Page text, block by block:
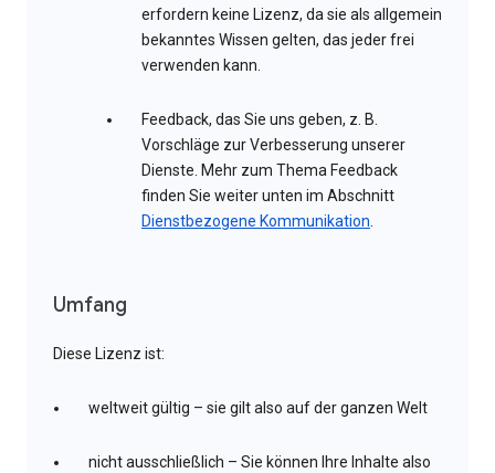
erfordern keine Lizenz, da sie als allgemein
bekanntes Wissen gelten, das jeder frei
verwenden kann.
Feedback, das Sie uns geben, z. B.
Vorschläge zur Verbesserung unserer
Dienste. Mehr zum Thema Feedback
finden Sie weiter unten im Abschnitt
Dienstbezogene Kommunikation.
Umfang
Diese Lizenz ist:
weltweit gültig – sie gilt also auf der ganzen Welt
nicht ausschließlich – Sie können Ihre Inhalte also